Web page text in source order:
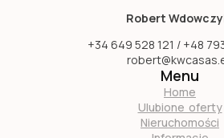
Robert
+34 649 528 121 / +48
Menu
Home
Ulubione oferty
Nieruchomości